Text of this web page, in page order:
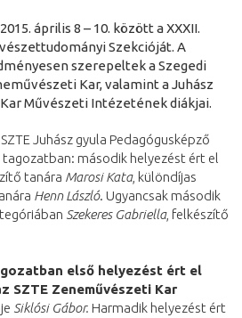
április 8 – 10. között a XXXII.
Szekcióját. A
szerepeltek a Szegedi
Kar, valamint a Juhász
Művészeti Intézetének diákjai.
Juhász gyula Pedagógusképző
második helyezést ért el
tanára Marosi Kata, különdíjas
Henn László. Ugyancsak második
Szekeres Gabriella, felkészítő
első helyezést ért el
SZTE Zeneművészeti Kar
Siklósi Gábor. Harmadik helyezést ért